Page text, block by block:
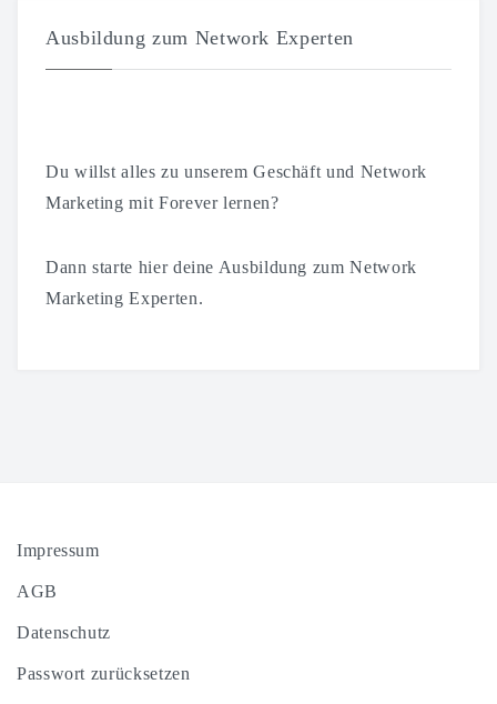
Ausbildung zum Network Experten
Du willst alles zu unserem Geschäft und Network
Marketing mit Forever lernen?
Dann starte hier deine Ausbildung zum Network
Marketing Experten.
Impressum
AGB
Datenschutz
Passwort zurücksetzen